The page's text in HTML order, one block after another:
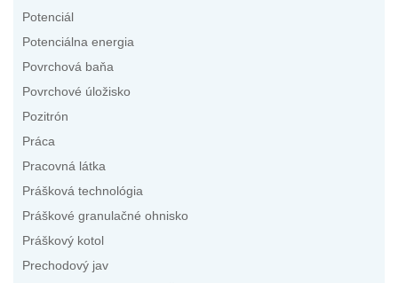
Potenciál
Potenciálna energia
Povrchová baňa
Povrchové úložisko
Pozitrón
Práca
Pracovná látka
Prášková technológia
Práškové granulačné ohnisko
Práškový kotol
Prechodový jav